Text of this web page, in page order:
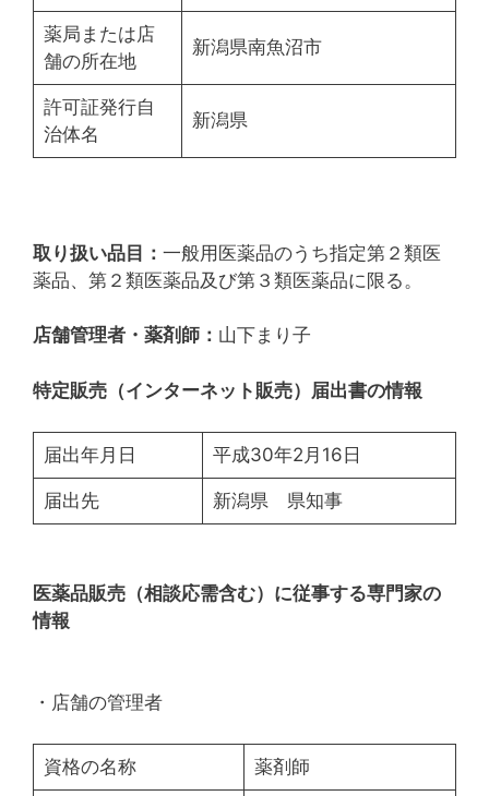
薬局または店
舗の所在地
新潟県南魚沼市
許可証発行自
治体名
新潟県
取り扱い品目： 一般用医薬品のうち指定第２類医
薬品、第２類医薬品及び第３類医薬品に限る。
店舗管理者・薬剤師： 山下まり子
特定販売（インターネット販売）届出書の情報
届出年月日 平成30年2月16日
届出先 新潟県 県知事
医薬品販売（相談応需含む）に従事する専門家の
情報
・店舗の管理者
資格の名称 薬剤師